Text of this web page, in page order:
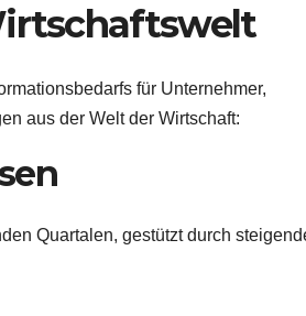
für Unternehmer,
aus der Welt der Wirtschaft:
Quartalen, gestützt durch